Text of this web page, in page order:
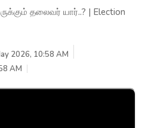
தலைவர் யார்..? | Election
2026, 10:58 AM
AM